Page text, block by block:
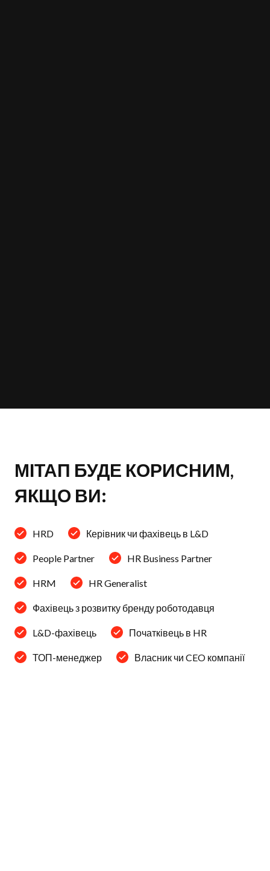
МІТАП БУДЕ КОРИСНИМ,
ЯКЩО ВИ:
HRD Керівник чи фахівець в L&D
People Partner HR Business Partner
HRM HR Generalist
Фахівець з розвитку бренду роботодавця
L&D-фахівець Початківець в HR
ТОП-менеджер Власник чи CEO компанії